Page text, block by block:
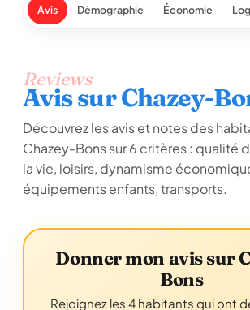
Avis Démographie Économie
Reviews
Avis sur Chazey-
Découvrez les avis et notes des
Chazey-Bons sur 6 critères : qualité
la vie, loisirs, dynamisme
équipements enfants, transports.
Donner mon avis sur
Bons
Rejoignez les 4 habitants qui ont